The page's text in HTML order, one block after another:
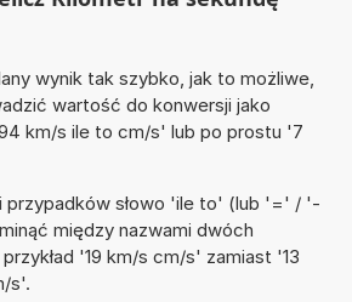
wynik tak szybko, jak to możliwe,
wartość do konwersji jako
km/s ile to cm/s' lub po prostu '7
przypadków słowo 'ile to' (lub '=' / '-
między nazwami dwóch
'19 km/s cm/s' zamiast '13
s'.